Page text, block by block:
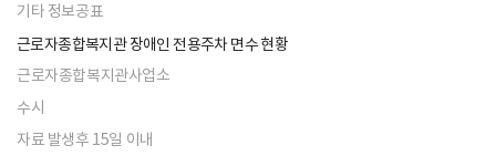
기타 정보공표
근로자종합복지관 장애인 전용주차 면수 현황
근로자종합복지관사업소
수시
자료 발생후 15일 이내